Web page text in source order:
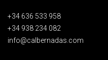
+34 636 533 958
+34 938 234 082
info@calbernadas.com